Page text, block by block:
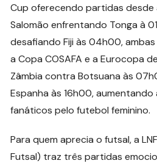
Cup oferecendo partidas desde
Salomão enfrentando Tonga à
desafiando Fiji às 04h00,
a Copa COSAFA e a Eurocopa
Zâmbia contra Botsuana às
Espanha às 16h00,
fanáticos pelo futebol feminino.
Para quem aprecia o futsal, a
Futsal) traz três partidas